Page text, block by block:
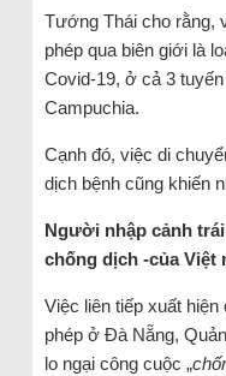
Tướng Thái cho rằng,
phép qua biên giới là
Covid-19, ở cả 3
Campuchia.
Cạnh đó, việc di
dịch bệnh cũng khiến
Người nhập cảnh
chống dịch -của Việt
Việc liên tiếp xuất
phép ở Đà Nẵng,
lo ngại công cuộc „